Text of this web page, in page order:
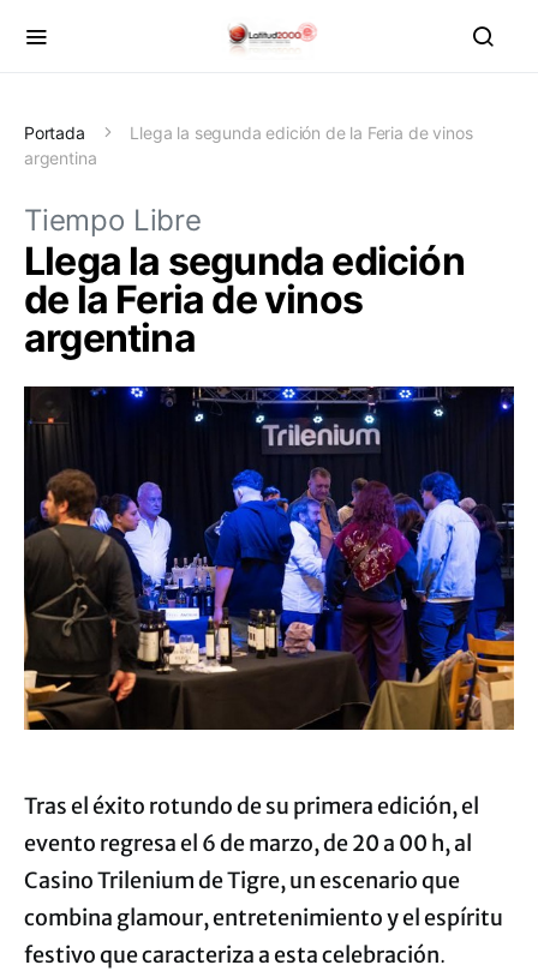
Portada
Llega la segunda edición de la Feria de vinos
argentina
Tiempo Libre
Llega la segunda edición
de la Feria de vinos
argentina
Tras el éxito rotundo de su primera edición, el
evento regresa el 6 de marzo, de 20 a 00 h, al
Casino Trilenium de Tigre, un escenario que
combina glamour, entretenimiento y el espíritu
festivo que caracteriza a esta celebración.